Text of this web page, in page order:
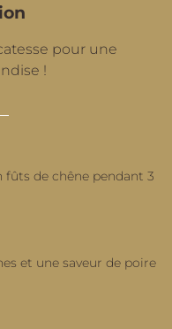
pour une
!
de chêne pendant 3
et une saveur de poire